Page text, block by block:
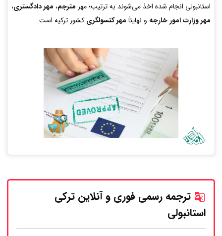
استانبولی انجام شده اخذ می‌شوند به ترتیب؛ مهر مترجم، مهر دادگستری،
مهر وزارت امور خارجه و نهایتاً مهر کنسولگری کشور ترکیه است.
ترجمه رسمی فوری و آنلاین ترکی
استانبولی